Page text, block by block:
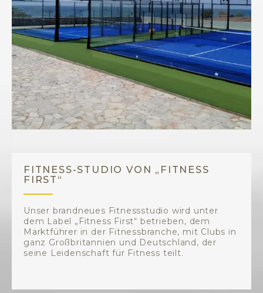
FITNESS-STUDIO VON „FITNESS
FIRST“
Unser brandneues Fitnessstudio wird unter
dem Label „Fitness First“ betrieben, dem
Marktführer in der Fitnessbranche, mit Clubs in
ganz Großbritannien und Deutschland, der
seine Leidenschaft für Fitness teilt.